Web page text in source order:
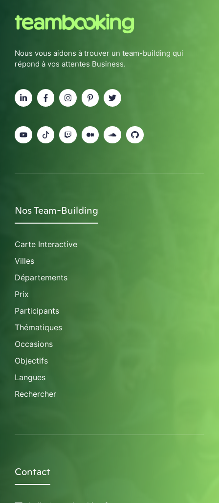
Nous vous aidons à trouver un team-building qui
répond à vos attentes Business.
Nos Team-Building
Carte Interactive
Villes
Départements
Prix
Participants
Thématiques
Occasions
Objectifs
Langues
Rechercher
Contact